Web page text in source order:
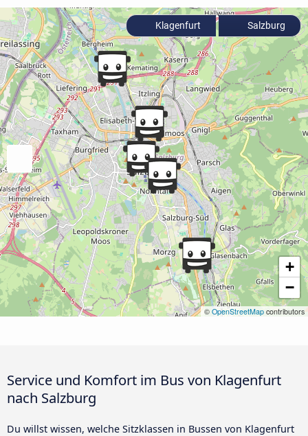
+
−
© OpenStreetMap contributors
Klagenfurt Salzburg
Service und Komfort im Bus von Klagenfurt
nach Salzburg
Du willst wissen, welche Sitzklassen in Bussen von Klagenfurt